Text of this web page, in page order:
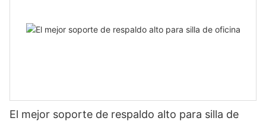
El mejor soporte de respaldo alto para silla de